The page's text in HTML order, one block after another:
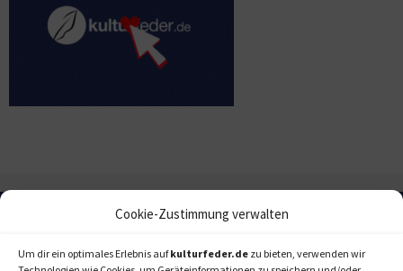
Cookie-Zustimmung verwalten
Um dir ein optimales Erlebnis aufkulturfeder.de zu bieten, verwenden wir